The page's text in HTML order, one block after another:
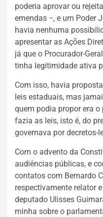
poderia aprovar ou
emendas −, e um Poder
havia nenhuma
apresentar as Ações
já que o Procurador-
tinha legitimidade ativa
Com isso, havia
leis estaduais, mas
quem podia propor era
fazia as leis, isto é, do
governava por decretos-
Com o advento da
audiências públicas, e
contatos com Bernardo
respectivamente relator
deputado Ulisses
minha sobre o